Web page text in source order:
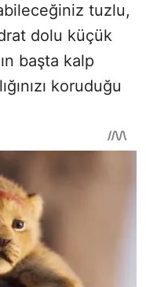
tuzlu,
dolu küçük
başta kalp
koruduğu